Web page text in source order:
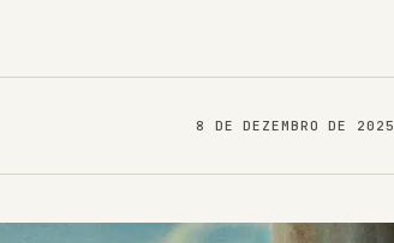
8 DE DEZEMBRO DE 2025